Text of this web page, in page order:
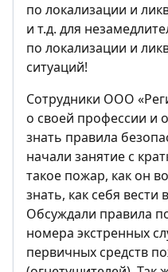
по локализации и
и т.д. для
по локализации и
ситуаций!
Сотрудники ООО
о своей профессии и
знать правила
начали занятие с
такое пожар, как он
знать, как себя вести
Обсуждали правила
номера экстренных
первичных средств